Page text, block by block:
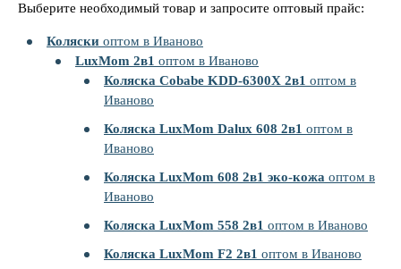
Выберите необходимый товар и запросите оптовый прайс:
Коляски оптом в Иваново
LuxMom 2в1 оптом в Иваново
Коляска Cobabe KDD-6300X 2в1 оптом в
Иваново
Коляска LuxMom Dalux 608 2в1 оптом в
Иваново
Коляска LuxMom 608 2в1 эко-кожа оптом в
Иваново
Коляска LuxMom 558 2в1 оптом в Иваново
Коляска LuxMom F2 2в1 оптом в Иваново